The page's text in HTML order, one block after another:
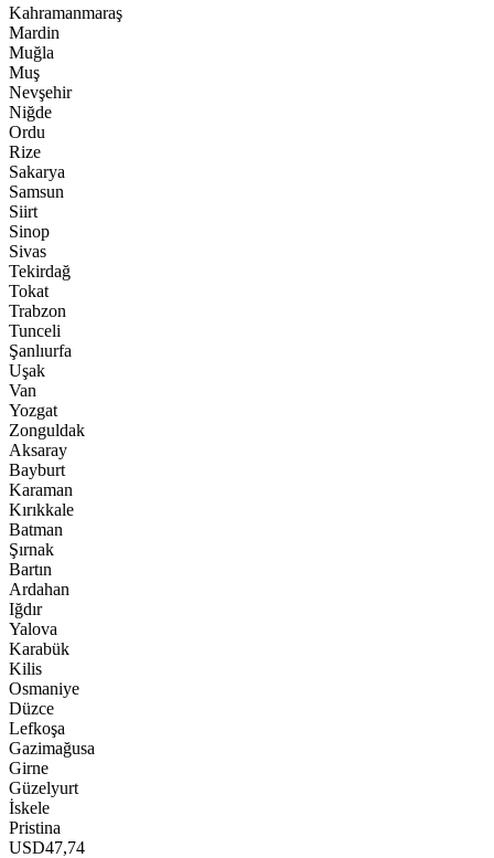
Kahramanmaraş
Mardin
Muğla
Muş
Nevşehir
Niğde
Ordu
Rize
Sakarya
Samsun
Siirt
Sinop
Sivas
Tekirdağ
Tokat
Trabzon
Tunceli
Şanlıurfa
Uşak
Van
Yozgat
Zonguldak
Aksaray
Bayburt
Karaman
Kırıkkale
Batman
Şırnak
Bartın
Ardahan
Iğdır
Yalova
Karabük
Kilis
Osmaniye
Düzce
Lefkoşa
Gazimağusa
Girne
Güzelyurt
İskele
Pristina
USD47,74